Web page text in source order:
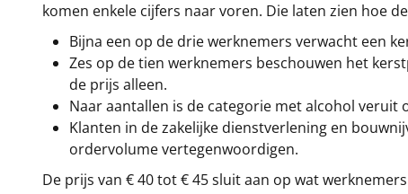
komen enkele cijfers naar voren. Die laten zien hoe
Bijna een op de drie werknemers verwacht een
Zes op de tien werknemers beschouwen het
de prijs alleen.
Naar aantallen is de categorie met alcohol
Klanten in de zakelijke dienstverlening en
ordervolume vertegenwoordigen.
De prijs van € 40 tot € 45 sluit aan op wat